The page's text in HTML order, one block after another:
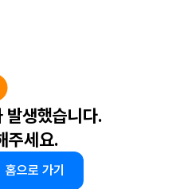
발생했습니다.
주세요.
홈으로 가기